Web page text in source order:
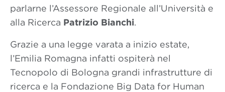
parlarne l’Assessore Regionale all’Università e
alla Ricerca Patrizio Bianchi.
Grazie a una legge varata a inizio estate,
l’Emilia Romagna infatti ospiterà nel
Tecnopolo di Bologna grandi infrastrutture di
ricerca e la Fondazione Big Data for Human